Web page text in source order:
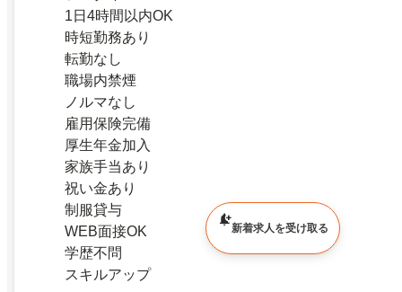
1日4時間以内OK
時短勤務あり
転勤なし
職場内禁煙
ノルマなし
雇用保険完備
厚生年金加入
家族手当あり
祝い金あり
制服貸与
WEB面接OK
学歴不問
スキルアップ
新着求人を受け取る